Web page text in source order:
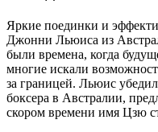
Яркие поединки и
Джонни Льюиса из
были времена, когда
многие искали
за границей. Льюис
боксера в Австралии,
скором времени имя Цзю